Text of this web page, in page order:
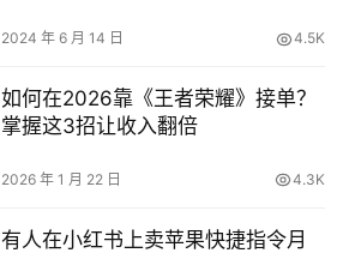
2024 年 6 月 14 日 4.5K
如何在2026靠《王者荣耀》接单？
掌握这3招让收入翻倍
2026 年 1 月 22 日 4.3K
有人在小红书上卖苹果快捷指令月